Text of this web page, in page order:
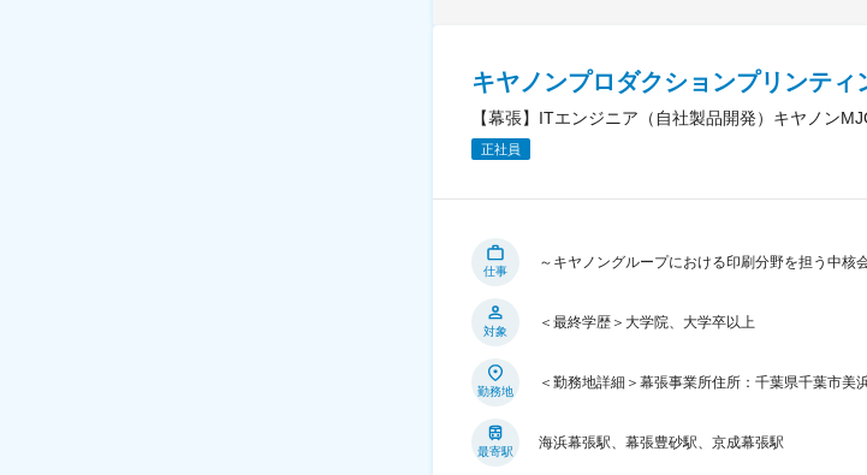
キヤノンプロダクションプリンテ
【幕張】ITエンジニア（自社製品開発）キヤノン
正社員
仕事
～キヤノングループにおける印刷分野を担う中
対象
＜最終学歴＞大学院、大学卒以上
勤務地
＜勤務地詳細＞幕張事業所住所：千葉県千葉市美
最寄駅
海浜幕張駅、幕張豊砂駅、京成幕張駅